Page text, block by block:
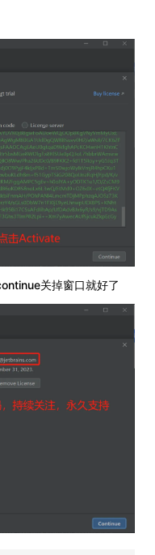
关掉窗口就好了